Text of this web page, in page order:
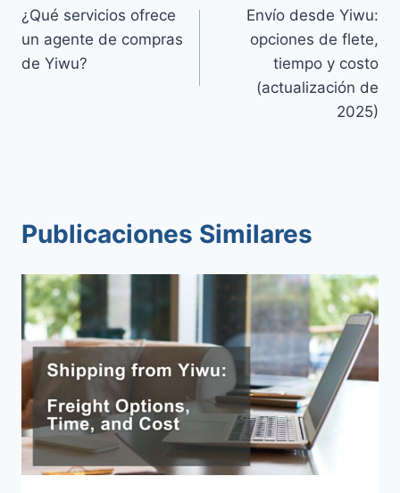
¿Qué servicios ofrece
un agente de compras
de Yiwu?
Envío desde Yiwu:
opciones de flete,
tiempo y costo
(actualización de
2025)
Publicaciones Similares